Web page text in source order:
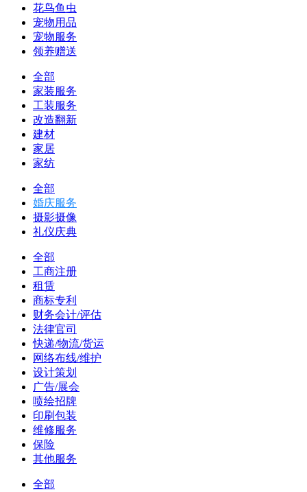
花鸟鱼虫
宠物用品
宠物服务
领养赠送
全部
家装服务
工装服务
改造翻新
建材
家居
家纺
全部
婚庆服务
摄影摄像
礼仪庆典
全部
工商注册
租赁
商标专利
财务会计/评估
法律官司
快递/物流/货运
网络布线/维护
设计策划
广告/展会
喷绘招牌
印刷包装
维修服务
保险
其他服务
全部